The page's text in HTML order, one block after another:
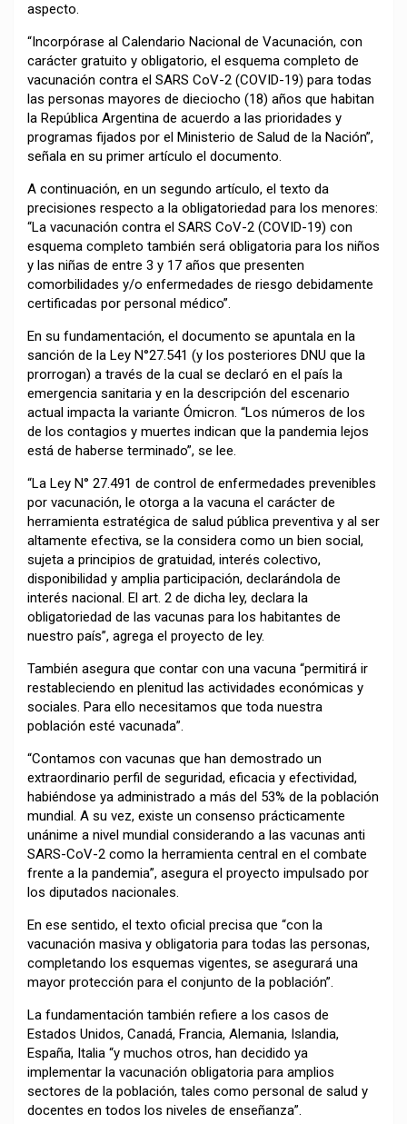
aspecto.
“Incorpórase al Calendario Nacional de Vacunación, con
carácter gratuito y obligatorio, el esquema completo de
vacunación contra el SARS CoV-2 (COVID-19) para todas
las personas mayores de dieciocho (18) años que habitan
la República Argentina de acuerdo a las prioridades y
programas fijados por el Ministerio de Salud de la Nación”,
señala en su primer artículo el documento.
A continuación, en un segundo artículo, el texto da
precisiones respecto a la obligatoriedad para los menores:
“La vacunación contra el SARS CoV-2 (COVID-19) con
esquema completo también será obligatoria para los niños
y las niñas de entre 3 y 17 años que presenten
comorbilidades y/o enfermedades de riesgo debidamente
certificadas por personal médico”.
En su fundamentación, el documento se apuntala en la
sanción de la Ley N°27.541 (y los posteriores DNU que la
prorrogan) a través de la cual se declaró en el país la
emergencia sanitaria y en la descripción del escenario
actual impacta la variante Ómicron. “Los números de los
de los contagios y muertes indican que la pandemia lejos
está de haberse terminado”, se lee.
“La Ley N° 27.491 de control de enfermedades prevenibles
por vacunación, le otorga a la vacuna el carácter de
herramienta estratégica de salud pública preventiva y al ser
altamente efectiva, se la considera como un bien social,
sujeta a principios de gratuidad, interés colectivo,
disponibilidad y amplia participación, declarándola de
interés nacional. El art. 2 de dicha ley, declara la
obligatoriedad de las vacunas para los habitantes de
nuestro país”, agrega el proyecto de ley.
También asegura que contar con una vacuna “permitirá ir
restableciendo en plenitud las actividades económicas y
sociales. Para ello necesitamos que toda nuestra
población esté vacunada”.
“Contamos con vacunas que han demostrado un
extraordinario perfil de seguridad, eficacia y efectividad,
habiéndose ya administrado a más del 53% de la población
mundial. A su vez, existe un consenso prácticamente
unánime a nivel mundial considerando a las vacunas anti
SARS-CoV-2 como la herramienta central en el combate
frente a la pandemia”, asegura el proyecto impulsado por
los diputados nacionales.
En ese sentido, el texto oficial precisa que “con la
vacunación masiva y obligatoria para todas las personas,
completando los esquemas vigentes, se asegurará una
mayor protección para el conjunto de la población”.
La fundamentación también refiere a los casos de
Estados Unidos, Canadá, Francia, Alemania, Islandia,
España, Italia “y muchos otros, han decidido ya
implementar la vacunación obligatoria para amplios
sectores de la población, tales como personal de salud y
docentes en todos los niveles de enseñanza”.